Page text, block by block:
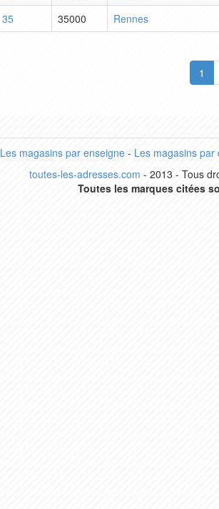
35
35000 Rennes
1
Les magasins par enseigne- Les magasins par
toutes-les-adresses.com - 2013 - Tous
Toutes les marques citées